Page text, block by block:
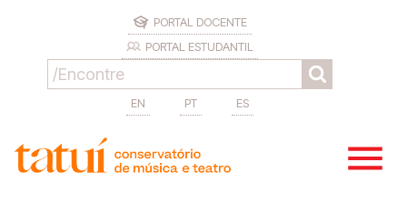
PORTAL DOCENTE
PORTAL ESTUDANTIL
EN PT ES